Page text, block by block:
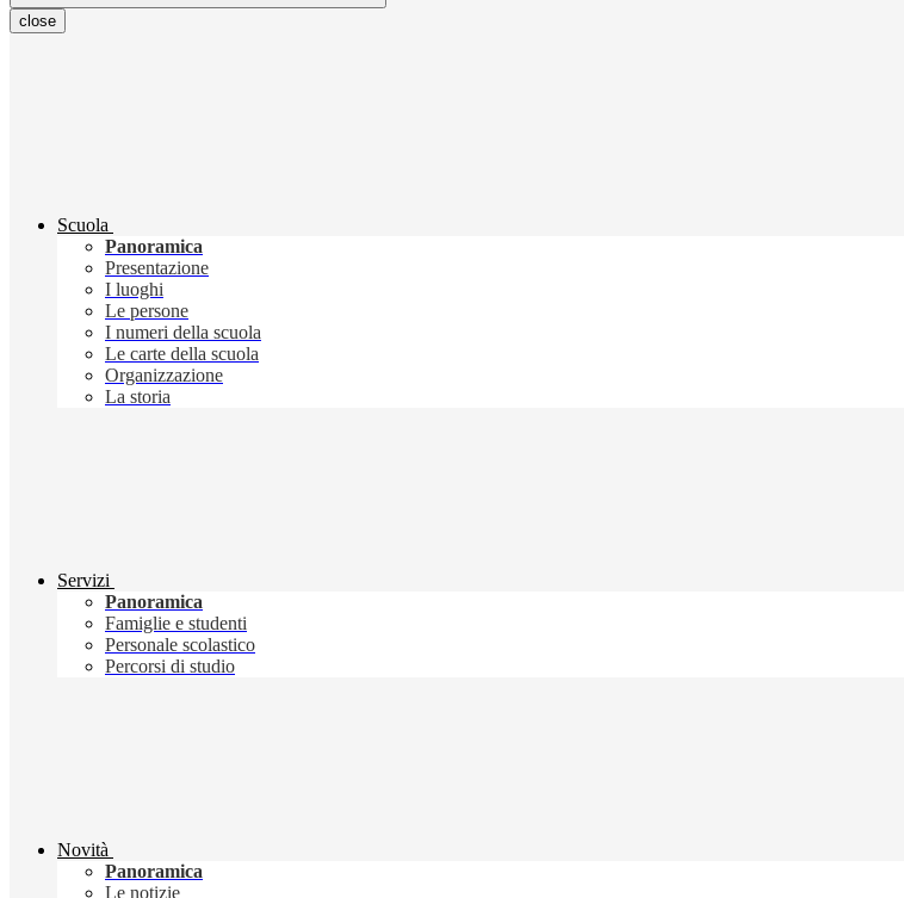
close
Scuola
Panoramica
Presentazione
I luoghi
Le persone
I numeri della scuola
Le carte della scuola
Organizzazione
La storia
Servizi
Panoramica
Famiglie e studenti
Personale scolastico
Percorsi di studio
Novità
Panoramica
Le notizie